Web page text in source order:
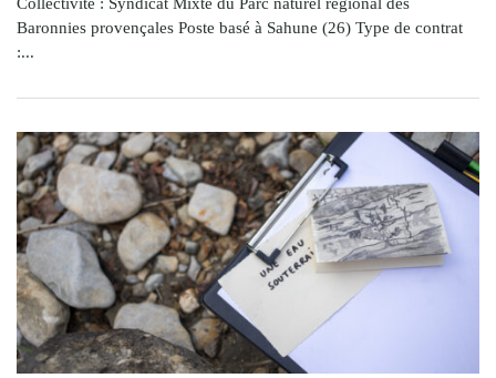
Baronnies provençales Poste basé à Sahune (26) Type de contrat
:...